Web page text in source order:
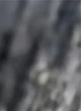
Kombinace
za mě
chuti i víc
#olivovýolej 2
#česnek 2
50 g